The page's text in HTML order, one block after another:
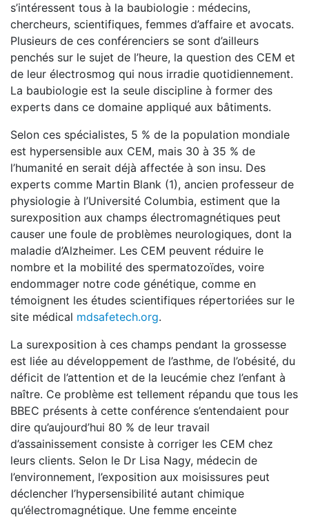
s’intéressent tous à la baubiologie : médecins,
chercheurs, scientifiques, femmes d’affaire et avocats.
Plusieurs de ces conférenciers se sont d’ailleurs
penchés sur le sujet de l’heure, la question des CEM et
de leur électrosmog qui nous irradie quotidiennement.
La baubiologie est la seule discipline à former des
experts dans ce domaine appliqué aux bâtiments.
Selon ces spécialistes, 5 % de la population mondiale
est hypersensible aux CEM, mais 30 à 35 % de
l’humanité en serait déjà affectée à son insu. Des
experts comme Martin Blank (1), ancien professeur de
physiologie à l’Université Columbia, estiment que la
surexposition aux champs électromagnétiques peut
causer une foule de problèmes neurologiques, dont la
maladie d’Alzheimer. Les CEM peuvent réduire le
nombre et la mobilité des spermatozoïdes, voire
endommager notre code génétique, comme en
témoignent les études scientifiques répertoriées sur le
site médical mdsafetech.org.
La surexposition à ces champs pendant la grossesse
est liée au développement de l’asthme, de l’obésité, du
déficit de l’attention et de la leucémie chez l’enfant à
naître. Ce problème est tellement répandu que tous les
BBEC présents à cette conférence s’entendaient pour
dire qu’aujourd’hui 80 % de leur travail
d’assainissement consiste à corriger les CEM chez
leurs clients. Selon le Dr Lisa Nagy, médecin de
l’environnement, l’exposition aux moisissures peut
déclencher l’hypersensibilité autant chimique
qu’électromagnétique. Une femme enceinte